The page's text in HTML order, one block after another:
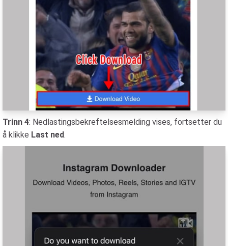
Trinn 4: Nedlastingsbekreftelsesmelding vises, fortsetter du
å klikke Last ned.